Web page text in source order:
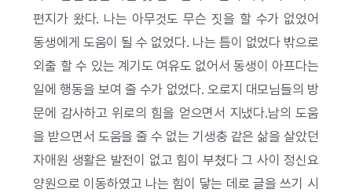
편지가 왔다. 나는 아무것도 무슨 짓을 할 수가 없었어
동생에게 도움이 될 수 없었다. 나는 틈이 없었다 밖으로
외출 할 수 있는 계기도 여유도 없어서 동생이 아프다는
일에 행동을 보여 줄 수가 없었다. 오로지 대모님들의 방
문에 감사하고 위로의 힘을 얻으면서 지냈다.남의 도움
을 받으면서 도움을 줄 수 없는 기생충 같은 삶을 살았던
자애원 생활은 발전이 없고 힘이 부쳤다 그 사이 정신요
양원으로 이동하였고 나는 힘이 닿는 데로 글을 쓰기 시